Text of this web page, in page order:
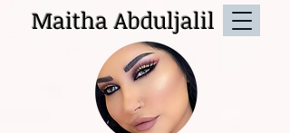
Maitha Abduljalil